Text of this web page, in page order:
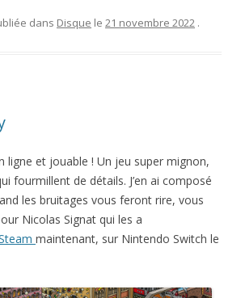
dans Disque le 21 novembre 2022 .
ligne et jouable ! Un jeu super mignon,
fourmillent de détails. J’en ai composé
les bruitages vous feront rire, vous
Nicolas Signat qui les a
maintenant, sur Nintendo Switch le